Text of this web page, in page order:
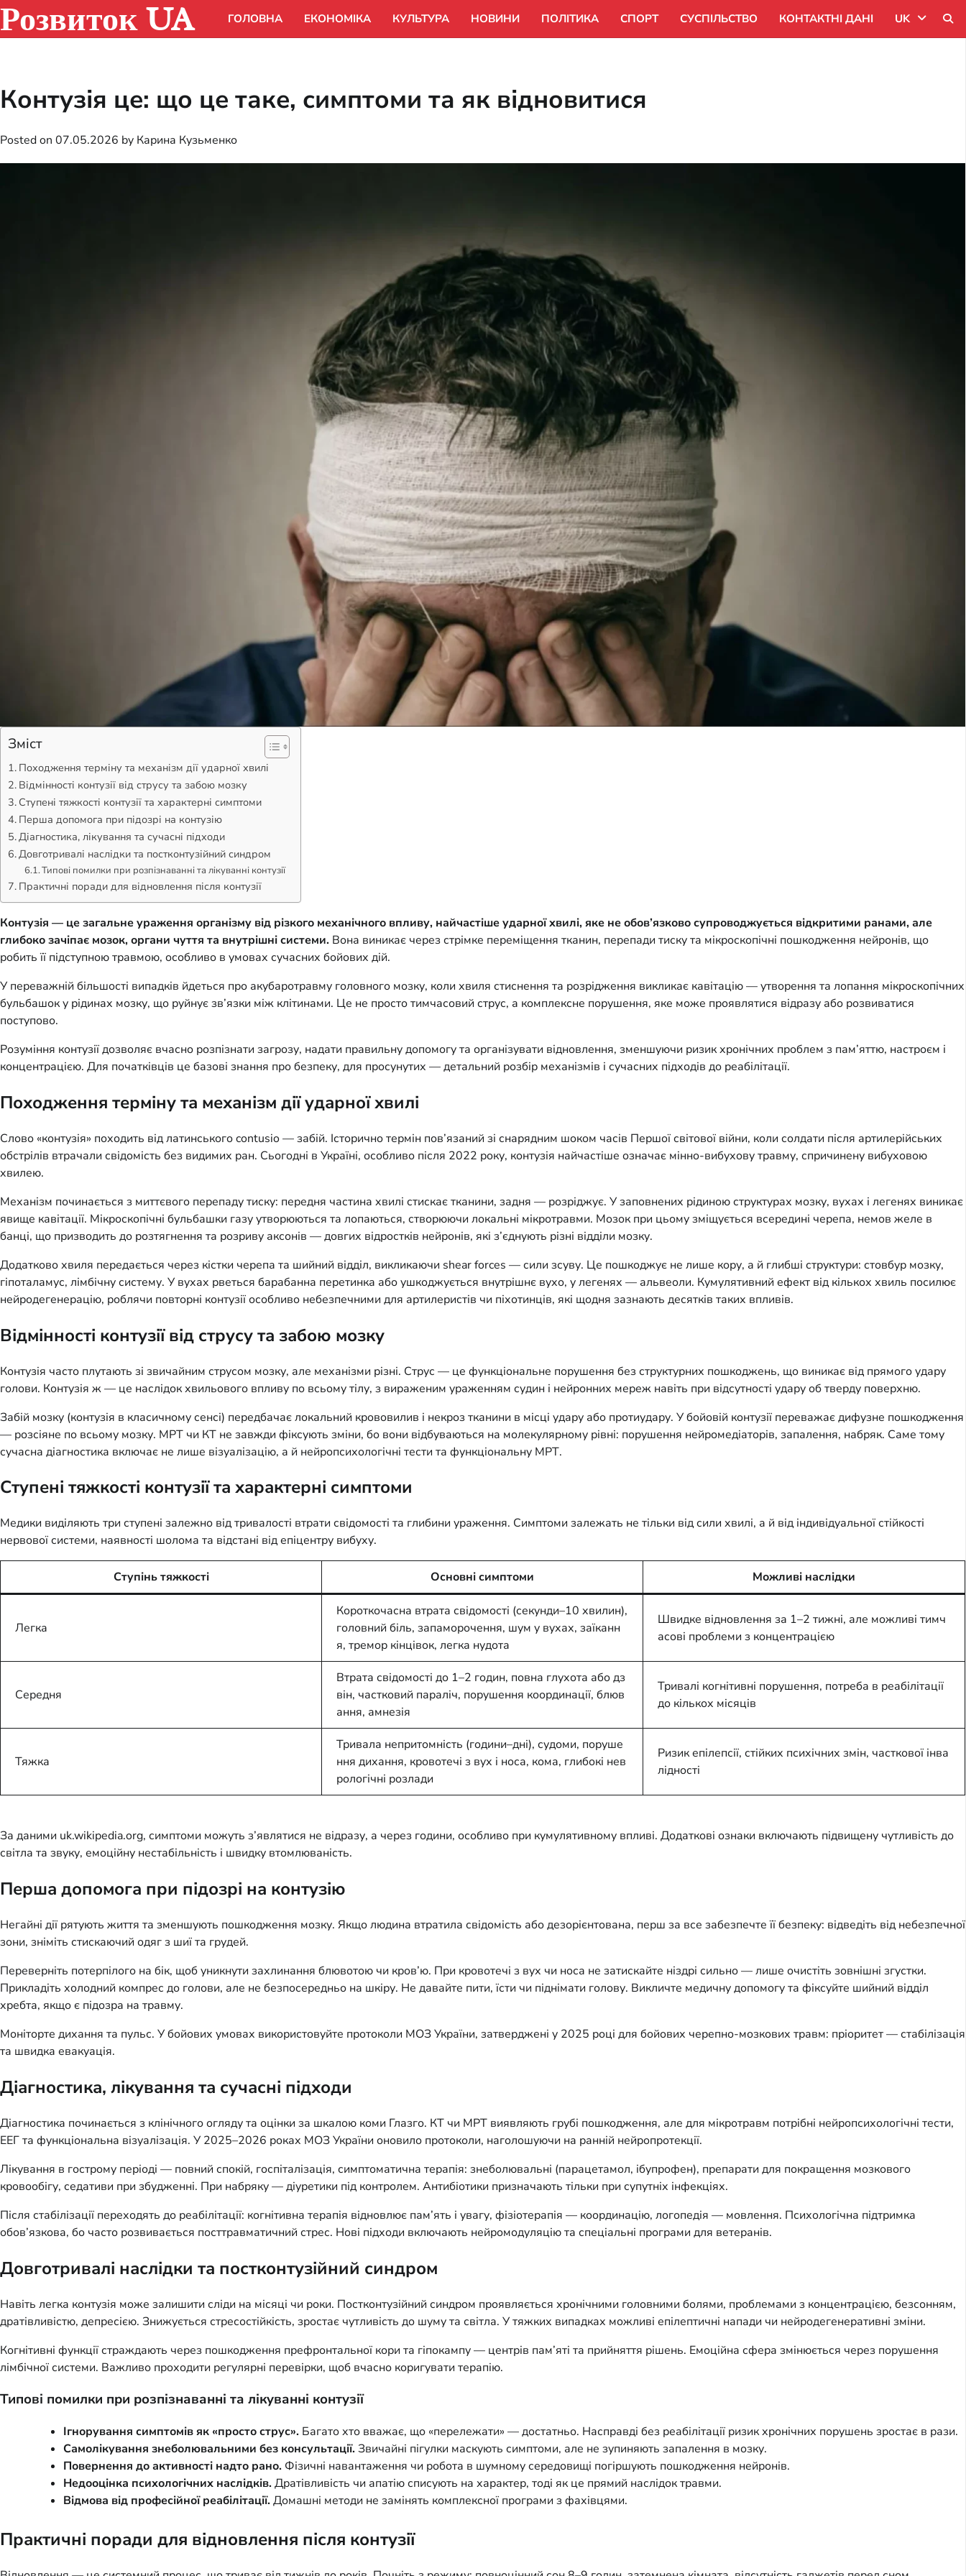
Skip
to
content
Розвиток UA ГОЛОВНА ЕКОНОМІКА КУЛЬТУРА НОВИНИ ПОЛІТИКА СПОРТ СУСПІЛЬСТВО КОНТАКТНІ ДАНІ UK
Контузія це: що це таке, симптоми та як відновитися
Posted on 07.05.2026 by Карина Кузьменко
Зміст
Походження терміну та механізм дії ударної хвилі
Відмінності контузії від струсу та забою мозку
Ступені тяжкості контузії та характерні симптоми
Перша допомога при підозрі на контузію
Діагностика, лікування та сучасні підходи
Довготривалі наслідки та постконтузійний синдром
Типові помилки при розпізнаванні та лікуванні контузії
Практичні поради для відновлення після контузії
Контузія — це загальне ураження організму від різкого механічного впливу, найчастіше ударної хвилі, яке не обов’язково супроводжується відкритими ранами, але
глибоко зачіпає мозок, органи чуття та внутрішні системи. Вона виникає через стрімке переміщення тканин, перепади тиску та мікроскопічні пошкодження нейронів, що
робить її підступною травмою, особливо в умовах сучасних бойових дій.
У переважній більшості випадків йдеться про акубаротравму головного мозку, коли хвиля стиснення та розрідження викликає кавітацію — утворення та лопання мікроскопічних
бульбашок у рідинах мозку, що руйнує зв’язки між клітинами. Це не просто тимчасовий струс, а комплексне порушення, яке може проявлятися відразу або розвиватися
поступово.
Розуміння контузії дозволяє вчасно розпізнати загрозу, надати правильну допомогу та організувати відновлення, зменшуючи ризик хронічних проблем з пам’яттю, настроєм і
концентрацією. Для початківців це базові знання про безпеку, для просунутих — детальний розбір механізмів і сучасних підходів до реабілітації.
Походження терміну та механізм дії ударної хвилі
Слово «контузія» походить від латинського contusio — забій. Історично термін пов’язаний зі снарядним шоком часів Першої світової війни, коли солдати після артилерійських
обстрілів втрачали свідомість без видимих ран. Сьогодні в Україні, особливо після 2022 року, контузія найчастіше означає мінно-вибухову травму, спричинену вибуховою
хвилею.
Механізм починається з миттєвого перепаду тиску: передня частина хвилі стискає тканини, задня — розріджує. У заповнених рідиною структурах мозку, вухах і легенях виникає
явище кавітації. Мікроскопічні бульбашки газу утворюються та лопаються, створюючи локальні мікротравми. Мозок при цьому зміщується всередині черепа, немов желе в
банці, що призводить до розтягнення та розриву аксонів — довгих відростків нейронів, які з’єднують різні відділи мозку.
Додатково хвиля передається через кістки черепа та шийний відділ, викликаючи shear forces — сили зсуву. Це пошкоджує не лише кору, а й глибші структури: стовбур мозку,
гіпоталамус, лімбічну систему. У вухах рветься барабанна перетинка або ушкоджується внутрішнє вухо, у легенях — альвеоли. Кумулятивний ефект від кількох хвиль посилює
нейродегенерацію, роблячи повторні контузії особливо небезпечними для артилеристів чи піхотинців, які щодня зазнають десятків таких впливів.
Відмінності контузії від струсу та забою мозку
Контузія часто плутають зі звичайним струсом мозку, але механізми різні. Струс — це функціональне порушення без структурних пошкоджень, що виникає від прямого удару
голови. Контузія ж — це наслідок хвильового впливу по всьому тілу, з вираженим ураженням судин і нейронних мереж навіть при відсутності удару об тверду поверхню.
Забій мозку (контузія в класичному сенсі) передбачає локальний крововилив і некроз тканини в місці удару або протиудару. У бойовій контузії переважає дифузне пошкодження
— розсіяне по всьому мозку. МРТ чи КТ не завжди фіксують зміни, бо вони відбуваються на молекулярному рівні: порушення нейромедіаторів, запалення, набряк. Саме тому
сучасна діагностика включає не лише візуалізацію, а й нейропсихологічні тести та функціональну МРТ.
Ступені тяжкості контузії та характерні симптоми
Медики виділяють три ступені залежно від тривалості втрати свідомості та глибини ураження. Симптоми залежать не тільки від сили хвилі, а й від індивідуальної стійкості
нервової системи, наявності шолома та відстані від епіцентру вибуху.
Ступінь тяжкості Основні симптоми Можливі наслідки
Легка
Короткочасна втрата свідомості (секунди–10 хвилин),
головний біль, запаморочення, шум у вухах, заїканн
я, тремор кінцівок, легка нудота
Швидке відновлення за 1–2 тижні, але можливі тимч
асові проблеми з концентрацією
Середня
Втрата свідомості до 1–2 годин, повна глухота або дз
він, частковий параліч, порушення координації, блюв
ання, амнезія
Тривалі когнітивні порушення, потреба в реабілітації
до кількох місяців
Тяжка
Тривала непритомність (години–дні), судоми, поруше
ння дихання, кровотечі з вух і носа, кома, глибокі нев
рологічні розлади
Ризик епілепсії, стійких психічних змін, часткової інва
лідності
За даними uk.wikipedia.org, симптоми можуть з’являтися не відразу, а через години, особливо при кумулятивному впливі. Додаткові ознаки включають підвищену чутливість до
світла та звуку, емоційну нестабільність і швидку втомлюваність.
Перша допомога при підозрі на контузію
Негайні дії рятують життя та зменшують пошкодження мозку. Якщо людина втратила свідомість або дезорієнтована, перш за все забезпечте її безпеку: відведіть від небезпечної
зони, зніміть стискаючий одяг з шиї та грудей.
Переверніть потерпілого на бік, щоб уникнути захлинання блювотою чи кров’ю. При кровотечі з вух чи носа не затискайте ніздрі сильно — лише очистіть зовнішні згустки.
Прикладіть холодний компрес до голови, але не безпосередньо на шкіру. Не давайте пити, їсти чи піднімати голову. Викличте медичну допомогу та фіксуйте шийний відділ
хребта, якщо є підозра на травму.
Моніторте дихання та пульс. У бойових умовах використовуйте протоколи МОЗ України, затверджені у 2025 році для бойових черепно-мозкових травм: пріоритет — стабілізація
та швидка евакуація.
Діагностика, лікування та сучасні підходи
Діагностика починається з клінічного огляду та оцінки за шкалою коми Глазго. КТ чи МРТ виявляють грубі пошкодження, але для мікротравм потрібні нейропсихологічні тести,
ЕЕГ та функціональна візуалізація. У 2025–2026 роках МОЗ України оновило протоколи, наголошуючи на ранній нейропротекції.
Лікування в гострому періоді — повний спокій, госпіталізація, симптоматична терапія: знеболювальні (парацетамол, ібупрофен), препарати для покращення мозкового
кровообігу, седативи при збудженні. При набряку — діуретики під контролем. Антибіотики призначають тільки при супутніх інфекціях.
Після стабілізації переходять до реабілітації: когнітивна терапія відновлює пам’ять і увагу, фізіотерапія — координацію, логопедія — мовлення. Психологічна підтримка
обов’язкова, бо часто розвивається посттравматичний стрес. Нові підходи включають нейромодуляцію та спеціальні програми для ветеранів.
Довготривалі наслідки та постконтузійний синдром
Навіть легка контузія може залишити сліди на місяці чи роки. Постконтузійний синдром проявляється хронічними головними болями, проблемами з концентрацією, безсонням,
дратівливістю, депресією. Знижується стресостійкість, зростає чутливість до шуму та світла. У тяжких випадках можливі епілептичні напади чи нейродегенеративні зміни.
Когнітивні функції страждають через пошкодження префронтальної кори та гіпокампу — центрів пам’яті та прийняття рішень. Емоційна сфера змінюється через порушення
лімбічної системи. Важливо проходити регулярні перевірки, щоб вчасно коригувати терапію.
Типові помилки при розпізнаванні та лікуванні контузії
Ігнорування симптомів як «просто струс». Багато хто вважає, що «перележати» — достатньо. Насправді без реабілітації ризик хронічних порушень зростає в рази.
Самолікування знеболювальними без консультації.Звичайні пігулки маскують симптоми, але не зупиняють запалення в мозку.
Повернення до активності надто рано. Фізичні навантаження чи робота в шумному середовищі погіршують пошкодження нейронів.
Недооцінка психологічних наслідків.Дратівливість чи апатію списують на характер, тоді як це прямий наслідок травми.
Відмова від професійної реабілітації.Домашні методи не замінять комплексної програми з фахівцями.
Практичні поради для відновлення після контузії